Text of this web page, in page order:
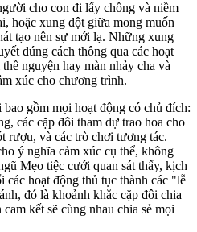
cho con đi lấy chồng và niềm
hoặc xung đột giữa mong muốn
tạo nên sự mới lạ. Những xung
đúng cách thông qua các hoạt
nguyện hay màn nhảy cha và
xúc cho chương trình.
gồm mọi hoạt động có chủ đích:
các cặp đôi tham dự trao hoa cho
rượu, và các trò chơi tương tác.
ý nghĩa cảm xúc cụ thể, không
Mẹo tiệc cưới quan sát thấy, kịch
các hoạt động thủ tục thành các "lễ
đó là khoảnh khắc cặp đôi chia
kết sẽ cùng nhau chia sẻ mọi